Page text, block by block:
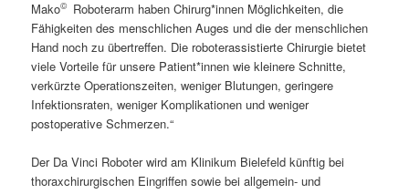
Mako© Roboterarm haben Chirurg*innen Möglichkeiten, die
Fähigkeiten des menschlichen Auges und die der menschlichen
Hand noch zu übertreffen. Die roboterassistierte Chirurgie bietet
viele Vorteile für unsere Patient*innen wie kleinere Schnitte,
verkürzte Operationszeiten, weniger Blutungen, geringere
Infektionsraten, weniger Komplikationen und weniger
postoperative Schmerzen.“
Der Da Vinci Roboter wird am Klinikum Bielefeld künftig bei
thoraxchirurgischen Eingriffen sowie bei allgemein- und